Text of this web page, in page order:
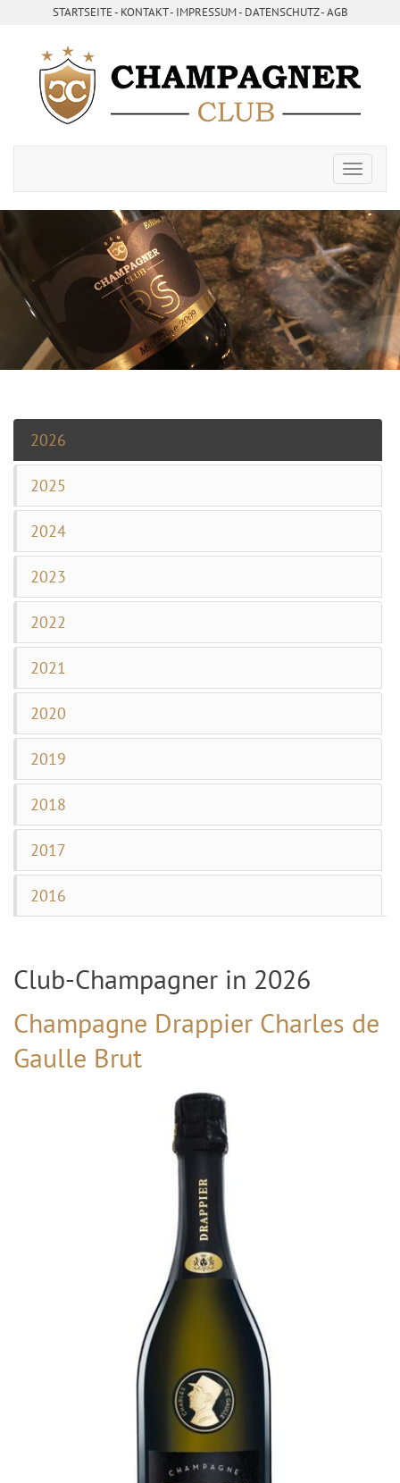
STARTSEITE- ­ KONTAKT- ­ IMPRESSUM- ­ DATENSCHUTZ-AGB
2026
2025
2024
2023
2022
2021
2020
2019
2018
2017
2016
Club-Champagner in 2026
Champagne Drappier Charles de
Gaulle Brut